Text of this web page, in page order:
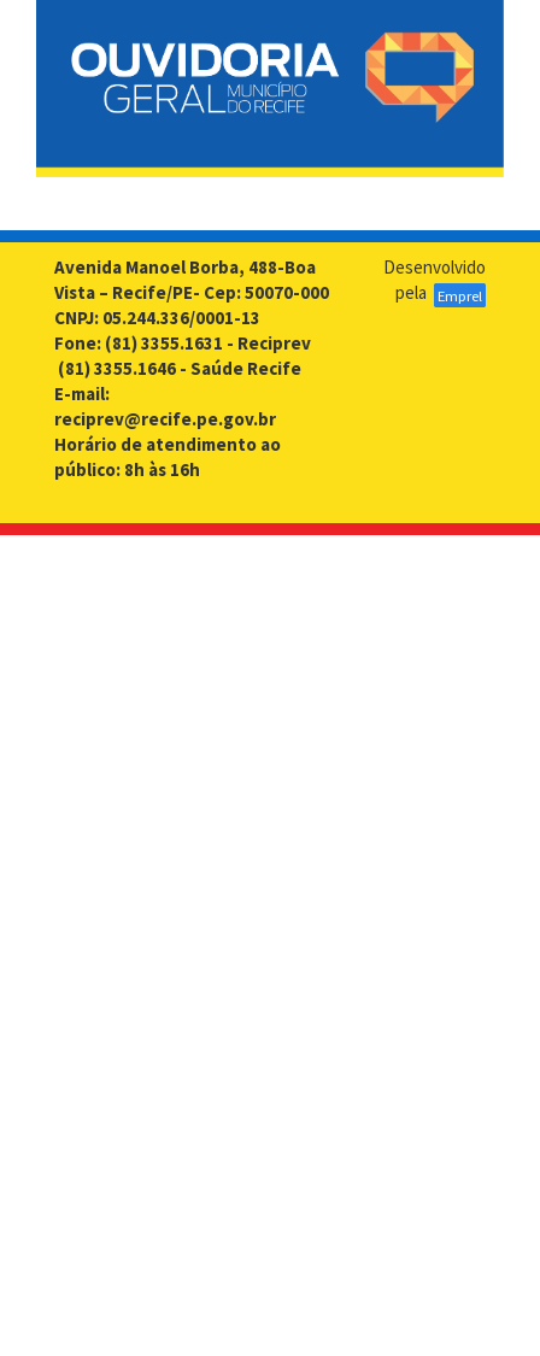
Avenida Manoel Borba, 488-Boa
Vista – Recife/PE- Cep: 50070-000
CNPJ: 05.244.336/0001-13
Fone: (81) 3355.1631 - Reciprev
(81) 3355.1646 - Saúde Recife
E-mail:
reciprev@recife.pe.gov.br
Horário de atendimento ao
público: 8h às 16h
Desenvolvido
pela
Emprel